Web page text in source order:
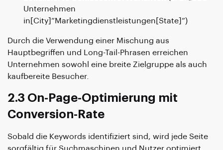
Unternehmen
in[City]“Marketingdienstleistungen[State]”)
Durch die Verwendung einer Mischung aus
Hauptbegriffen und Long-Tail-Phrasen erreichen
Unternehmen sowohl eine breite Zielgruppe als auch
kaufbereite Besucher.
2.3 On-Page-Optimierung mit
Conversion-Rate
Sobald die Keywords identifiziert sind, wird jede Seite